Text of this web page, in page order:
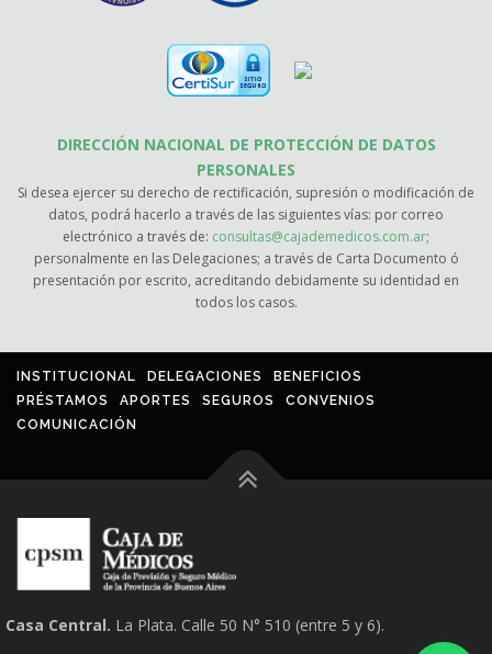
DIRECCIÓN NACIONAL DE PROTECCIÓN DE DATOS
PERSONALES
Si desea ejercer su derecho de rectificación, supresión o modificación de
datos, podrá hacerlo a través de las siguientes vías: por correo
electrónico a través de: consultas@cajademedicos.com.ar;
personalmente en las Delegaciones; a través de Carta Documento ó
presentación por escrito, acreditando debidamente su identidad en
todos los casos.
INSTITUCIONAL DELEGACIONES
BENEFICIOS
PRÉSTAMOS
APORTES SEGUROS
CONVENIOS
COMUNICACIÓN
Casa Central. La Plata. Calle 50 N° 510 (entre 5 y 6).